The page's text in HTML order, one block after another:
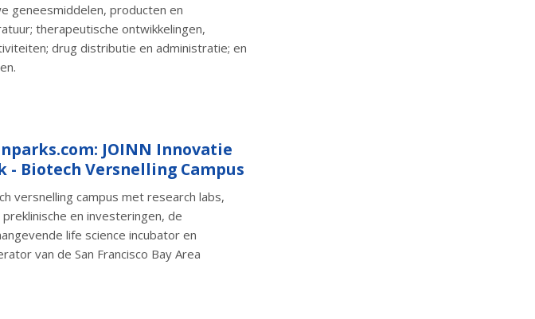
geneesmiddelen, producten en
therapeutische ontwikkelingen,
drug distributie en administratie; en
JOINN Innovatie
- Biotech Versnelling Campus
versnelling campus met research labs,
preklinische en investeringen, de
life science incubator en
van de San Francisco Bay Area